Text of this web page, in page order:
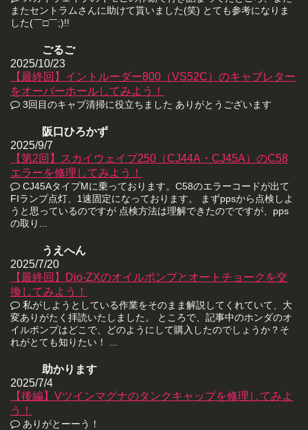
またセントラムさんに助けて貰いました(笑) とても参考になりま
した(￣□￣;)!!
ごるご
2025/10/23
【最終回】イントルーダー800（VS52C）のキャブレター
をオーバーホールしてみよう！
3回目のキャブ清掃に役立ちました ありがとうございます
阪口ひろかず
2025/9/7
【第2回】スカイウェイブ250（CJ44A・CJ45A）のC58
エラーを修理してみよう！
CJ45AタイプMに乗っております。C58のエラーコードが出て
FIランプ点灯、1速固定になっております。 まずppsから点検しよ
うと思っているのですが 点検方法は理解できたのでですが、pps
の取り...
うえへん
2025/7/20
【最終回】Dio-ZXのオイルポンプとオートチョークを交
換してみよう！
私がしようとしている作業をそのまま解説してくれていて、大
変ありがたく拝読いたしました。 ところで、記事中のホンダのオ
イルポンプはどこで、どのようにして購入したのでしょうか？そ
れがとても知りたい！ ...
助かります
2025/7/4
【後編】Vツインマグナのタンクキャップを修理してみよ
う！
ありがとーーう！